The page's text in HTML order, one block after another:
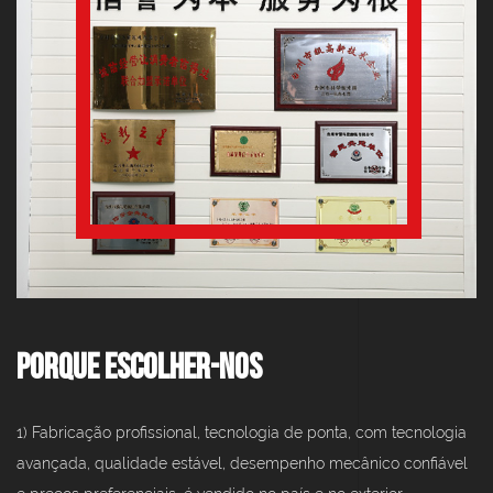
Porque escolher-nos
1) Fabricação profissional, tecnologia de ponta, com tecnologia
avançada, qualidade estável, desempenho mecânico confiável